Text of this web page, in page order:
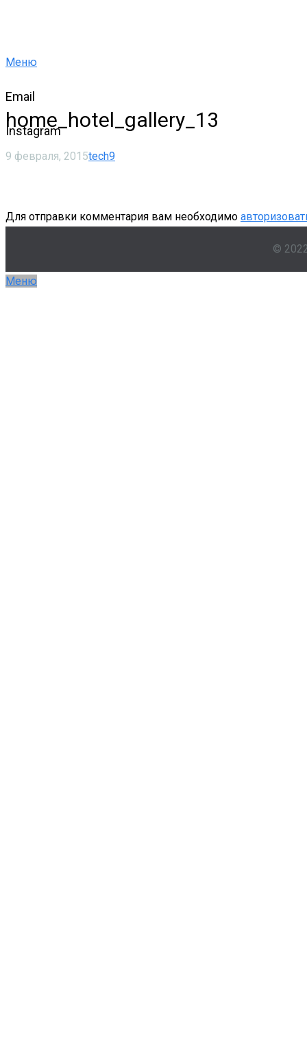
Меню
Email
Instagram
home_hotel_gallery_13
9 февраля, 2015tech9
Для отправки комментария вам необходимо
©
Меню